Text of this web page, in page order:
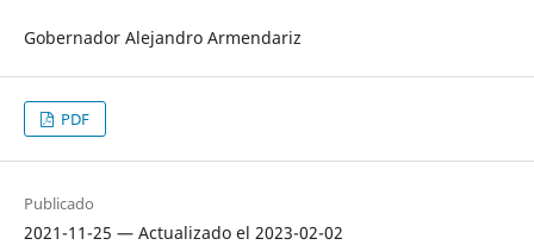
Gobernador Alejandro Armendariz
PDF
Publicado
2021-11-25 — Actualizado el 2023-02-02